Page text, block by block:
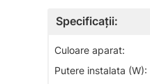
Specificații:
Culoare aparat:
Putere instalata (W):